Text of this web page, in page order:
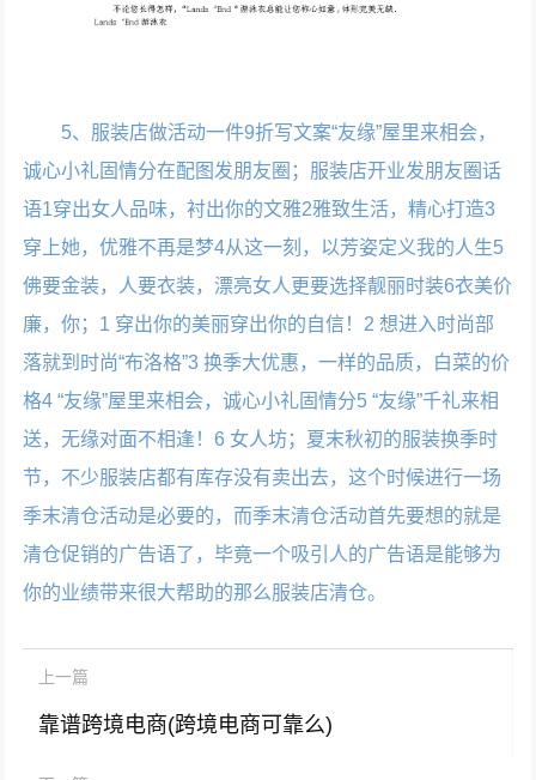
5、服装店做活动一件9折写文案“友缘”屋里来相会，
诚心小礼固情分在配图发朋友圈；服装店开业发朋友圈话
语1穿出女人品味，衬出你的文雅2雅致生活，精心打造3
穿上她，优雅不再是梦4从这一刻，以芳姿定义我的人生5
佛要金装，人要衣装，漂亮女人更要选择靓丽时装6衣美价
廉，你；1 穿出你的美丽穿出你的自信！2 想进入时尚部
落就到时尚“布洛格”3 换季大优惠，一样的品质，白菜的价
格4 “友缘”屋里来相会，诚心小礼固情分5 “友缘”千礼来相
送，无缘对面不相逢！6 女人坊；夏末秋初的服装换季时
节，不少服装店都有库存没有卖出去，这个时候进行一场
季末清仓活动是必要的，而季末清仓活动首先要想的就是
清仓促销的广告语了，毕竟一个吸引人的广告语是能够为
你的业绩带来很大帮助的那么服装店清仓。
上一篇
靠谱跨境电商(跨境电商可靠么)